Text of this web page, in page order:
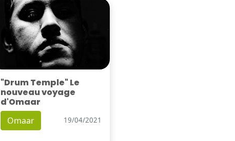
"Drum Temple" Le
nouveau voyage
d'Omaar
Omaar 19/04/2021